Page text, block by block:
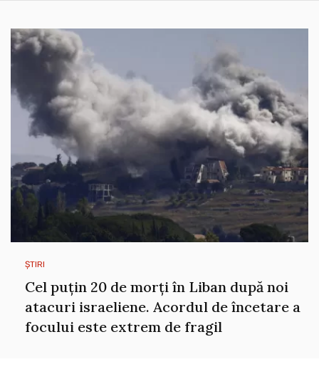
ȘTIRI
Cel puțin 20 de morți în Liban după noi
atacuri israeliene. Acordul de încetare a
focului este extrem de fragil